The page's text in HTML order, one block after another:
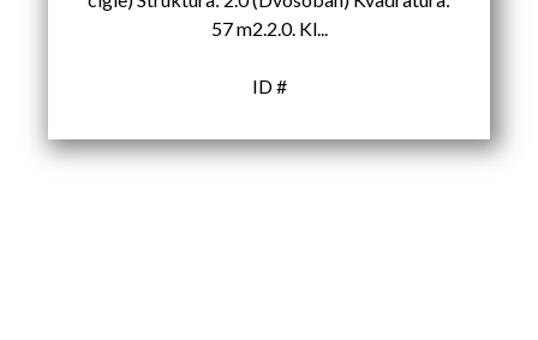
57 m2.2.0. Kl...
ID #